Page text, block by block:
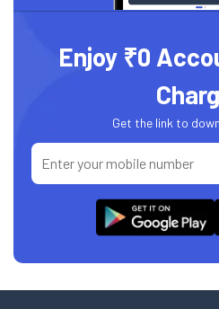
Enjoy ₹0
Get the link to